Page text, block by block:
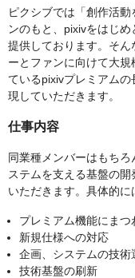
ピクシブでは「創作活
ンのもと、pixivをはじ
提供しております。そ
ーとファンに向けて大
ているpixivプレミアム
現していただきます。
仕事内容
同業種メンバーはもち
ステムを支える基盤の
いただきます。具体的に
プレミアム機能にま
新規仕様への対応
企画、システムの技術
技術基盤の刷新